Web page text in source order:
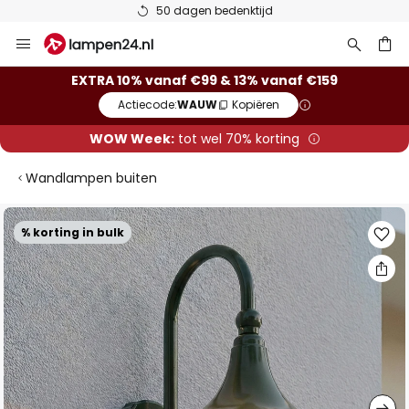
50 dagen bedenktijd
naar
EXTRA 10% vanaf €99 & 13% vanaf €159
Actiecode:WAUW Kopiëren
WOW Week:tot wel 70% korting
Wandlampen buiten
% korting in bulk
Ga
naar
het
einde
van
de
afbeeldingen-
gallerij